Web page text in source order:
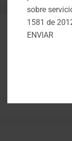
Destinos
Enamórate
sobre
1581 de
ENVIAR